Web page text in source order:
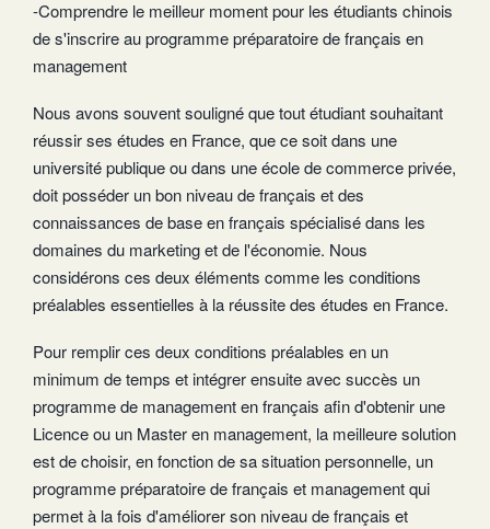
-Comprendre le meilleur moment pour les étudiants chinois
de s'inscrire au programme préparatoire de français en
management
Nous avons souvent souligné que tout étudiant souhaitant
réussir ses études en France, que ce soit dans une
université publique ou dans une école de commerce privée,
doit posséder un bon niveau de français et des
connaissances de base en français spécialisé dans les
domaines du marketing et de l'économie. Nous
considérons ces deux éléments comme les conditions
préalables essentielles à la réussite des études en France.
Pour remplir ces deux conditions préalables en un
minimum de temps et intégrer ensuite avec succès un
programme de management en français afin d'obtenir une
Licence ou un Master en management, la meilleure solution
est de choisir, en fonction de sa situation personnelle, un
programme préparatoire de français et management qui
permet à la fois d'améliorer son niveau de français et